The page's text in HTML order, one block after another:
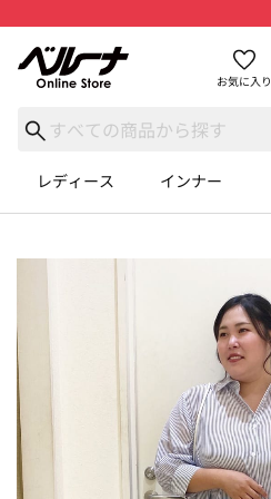
お気に入り
レディース インナー